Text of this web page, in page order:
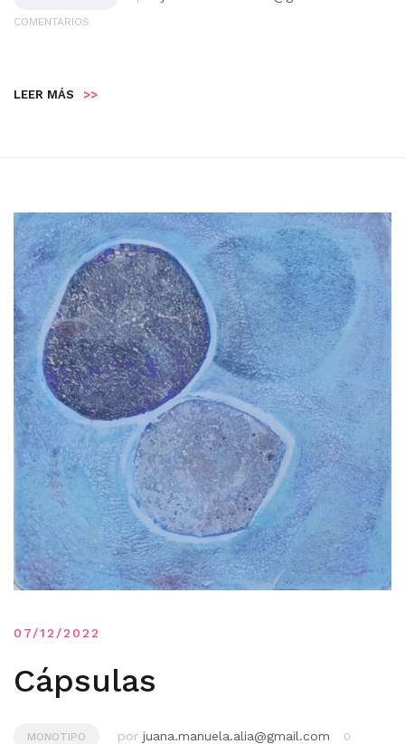
COMENTARIOS
LEER MÁS >>
07/12/2022
Cápsulas
MONOTIPO por juana.manuela.alia@gmail.com
0